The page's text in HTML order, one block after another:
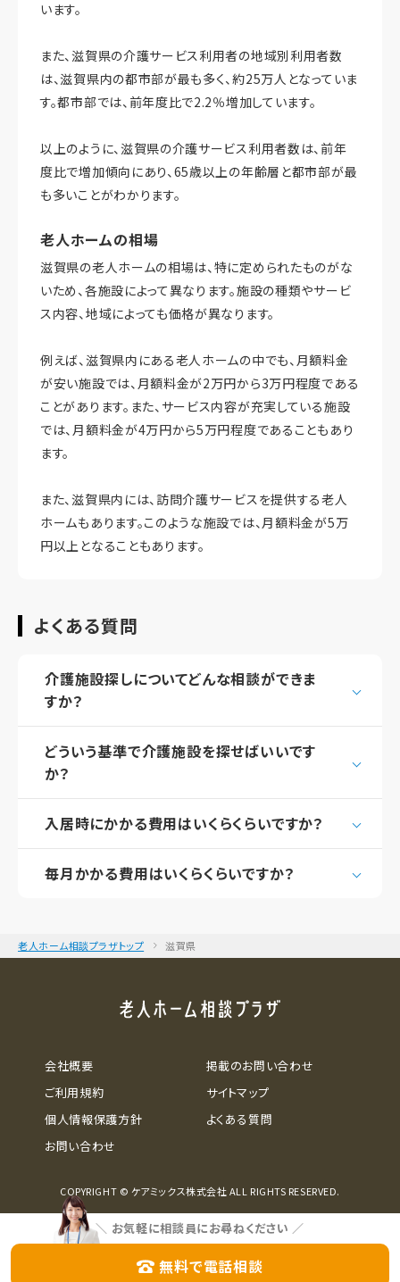
います。
また、滋賀県の介護サービス利用者の地域別利用者数
は、滋賀県内の都市部が最も多く、約25万人となっていま
す。都市部では、前年度比で2.2％増加しています。
以上のように、滋賀県の介護サービス利用者数は、前年
度比で増加傾向にあり、65歳以上の年齢層と都市部が最
も多いことがわかります。
老人ホームの相場
滋賀県の老人ホームの相場は、特に定められたものがな
いため、各施設によって異なります。施設の種類やサービ
ス内容、地域によっても価格が異なります。
例えば、滋賀県内にある老人ホームの中でも、月額料金
が安い施設では、月額料金が2万円から3万円程度である
ことがあります。また、サービス内容が充実している施設
では、月額料金が4万円から5万円程度であることもあり
ます。
また、滋賀県内には、訪問介護サービスを提供する老人
ホームもあります。このような施設では、月額料金が5万
円以上となることもあります。
よくある質問
介護施設探しについてどんな相談ができま
すか？
どういう基準で介護施設を探せばいいです
か？
入居時にかかる費用はいくらくらいですか？
毎月かかる費用はいくらくらいですか？
老人ホーム相談プラザトップ 滋賀県
＼ お気軽に相談員にお尋ねください ／
無料で電話相談
会社概要
ご利用規約
個人情報保護方針
お問い合わせ
掲載のお問い合わせ
サイトマップ
よくある質問
COPYRIGHT © ケアミックス株式会社 ALL RIGHTS RESERVED.